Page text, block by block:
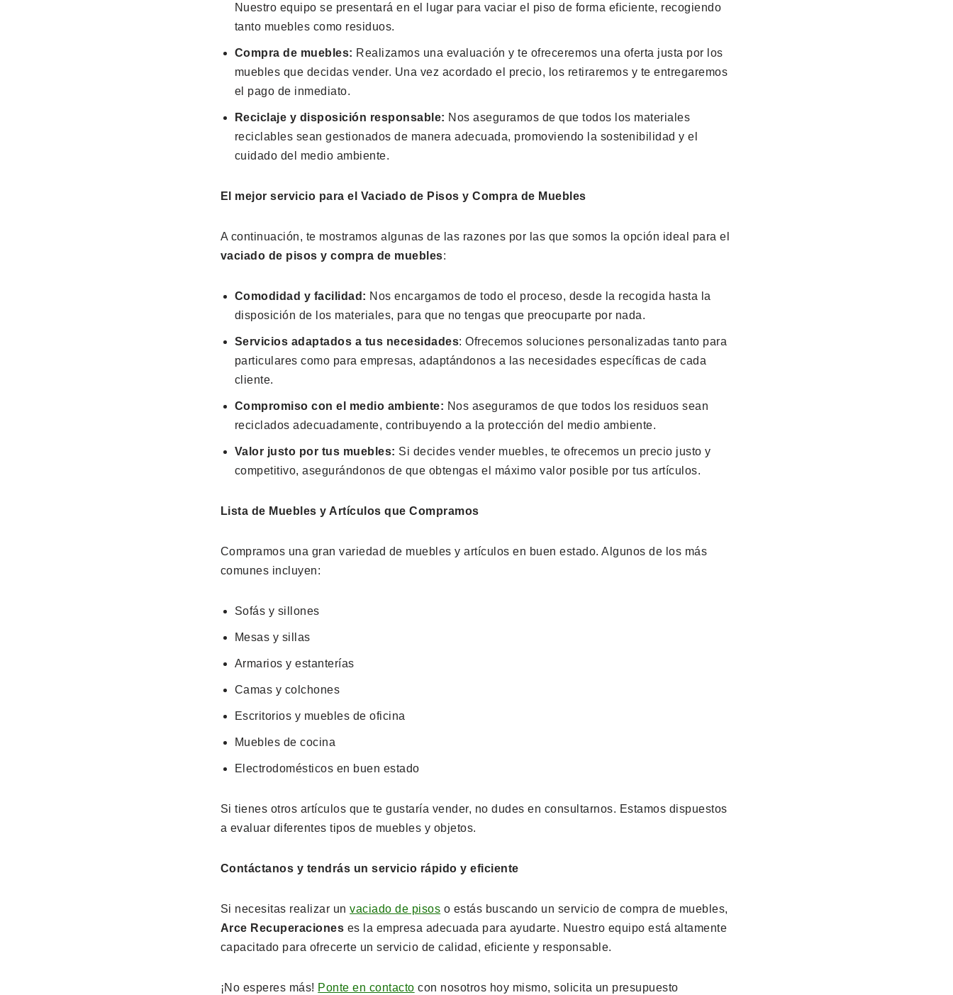
Nuestro equipo se presentará en el lugar para vaciar el piso de forma eficiente, recogiendo
tanto muebles como residuos.
Compra de muebles: Realizamos una evaluación y te ofreceremos una oferta justa por los
muebles que decidas vender. Una vez acordado el precio, los retiraremos y te entregaremos
el pago de inmediato.
Reciclaje y disposición responsable: Nos aseguramos de que todos los materiales
reciclables sean gestionados de manera adecuada, promoviendo la sostenibilidad y el
cuidado del medio ambiente.
El mejor servicio para el Vaciado de Pisos y Compra de Muebles
A continuación, te mostramos algunas de las razones por las que somos la opción ideal para el
vaciado de pisos y compra de muebles:
Comodidad y facilidad: Nos encargamos de todo el proceso, desde la recogida hasta la
disposición de los materiales, para que no tengas que preocuparte por nada.
Servicios adaptados a tus necesidades: Ofrecemos soluciones personalizadas tanto para
particulares como para empresas, adaptándonos a las necesidades específicas de cada
cliente.
Compromiso con el medio ambiente: Nos aseguramos de que todos los residuos sean
reciclados adecuadamente, contribuyendo a la protección del medio ambiente.
Valor justo por tus muebles: Si decides vender muebles, te ofrecemos un precio justo y
competitivo, asegurándonos de que obtengas el máximo valor posible por tus artículos.
Lista de Muebles y Artículos que Compramos
Compramos una gran variedad de muebles y artículos en buen estado. Algunos de los más
comunes incluyen:
Sofás y sillones
Mesas y sillas
Armarios y estanterías
Camas y colchones
Escritorios y muebles de oficina
Muebles de cocina
Electrodomésticos en buen estado
Si tienes otros artículos que te gustaría vender, no dudes en consultarnos. Estamos dispuestos
a evaluar diferentes tipos de muebles y objetos.
Contáctanos y tendrás un servicio rápido y eficiente
Si necesitas realizar unvaciado de pisos o estás buscando un servicio de compra de muebles,
Arce Recuperaciones es la empresa adecuada para ayudarte. Nuestro equipo está altamente
capacitado para ofrecerte un servicio de calidad, eficiente y responsable.
¡No esperes más! Ponte en contacto con nosotros hoy mismo, solicita un presupuesto